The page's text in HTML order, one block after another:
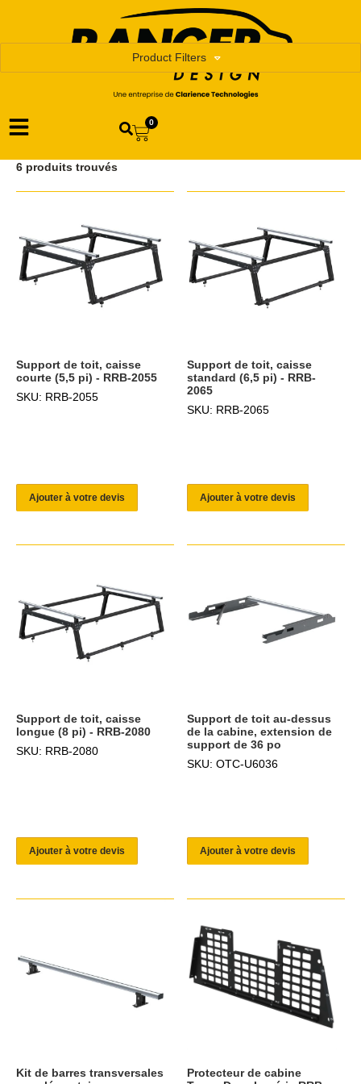
0
Product Filters
6 produits trouvés
Support de toit, caisse
courte (5,5 pi) - RRB-2055
SKU: RRB-2055
Ajouter à votre devis
Support de toit, caisse
standard (6,5 pi) - RRB-
2065
SKU: RRB-2065
Ajouter à votre devis
Support de toit, caisse
longue (8 pi) - RRB-2080
SKU: RRB-2080
Ajouter à votre devis
Support de toit au-dessus
de la cabine, extension de
support de 36 po
SKU: OTC-U6036
Ajouter à votre devis
Kit de barres transversales
Protecteur de cabine